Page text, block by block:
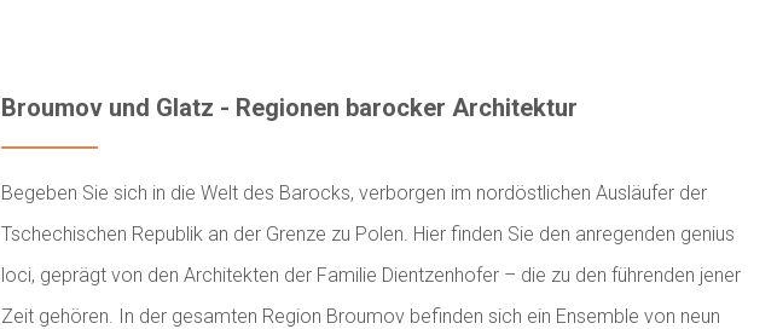
Broumov und Glatz - Regionen barocker Architektur
Begeben Sie sich in die Welt des Barocks, verborgen im nordöstlichen Ausläufer der
Tschechischen Republik an der Grenze zu Polen. Hier finden Sie den anregenden genius
loci, geprägt von den Architekten der Familie Dientzenhofer – die zu den führenden jener
Zeit gehören. In der gesamten Region Broumov befinden sich ein Ensemble von neun